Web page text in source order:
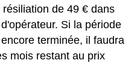
de 49 € dans
Si la période
terminée, il faudra
mois restant au prix